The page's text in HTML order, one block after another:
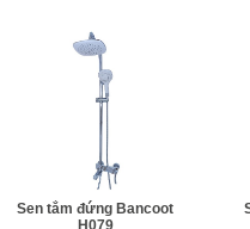
Sen tắm đứng Bancoot
H079